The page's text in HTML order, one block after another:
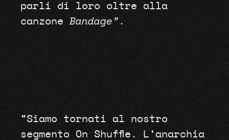
parli di loro oltre alla
canzone Bandage” .
“Siamo tornati al nostro
segmento On Shuffle. L’anarchia